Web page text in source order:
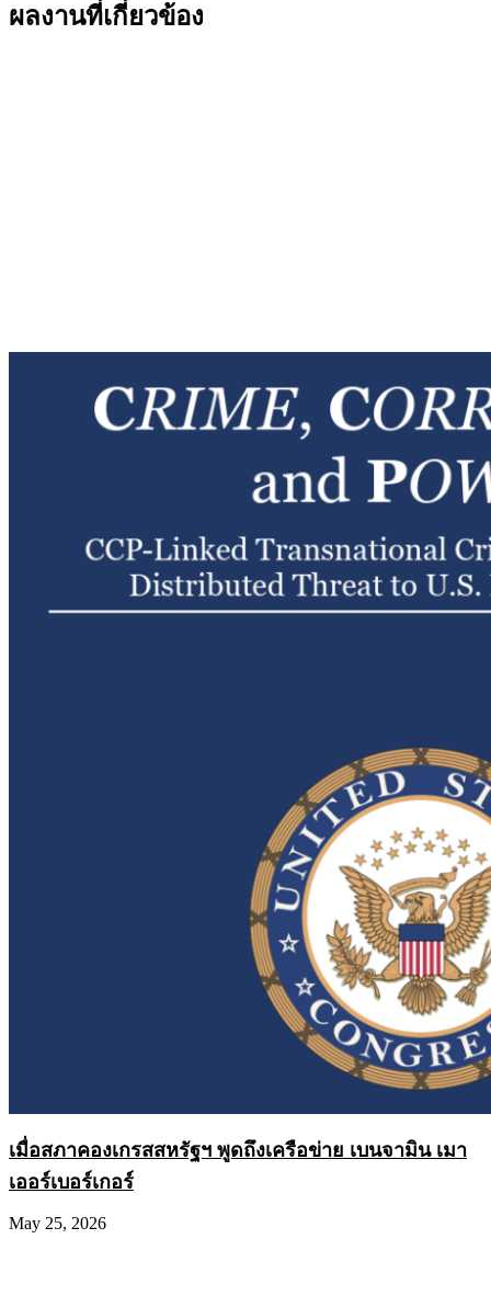
ผลงานที่เกี่ยวข้อง
เมื่อสภาคองเกรสสหรัฐฯ พูดถึงเครือข่าย เบนจามิน เมา
เออร์เบอร์เกอร์
May 25, 2026